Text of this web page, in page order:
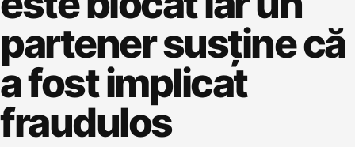
partener susține că
a fost implicat
fraudulos